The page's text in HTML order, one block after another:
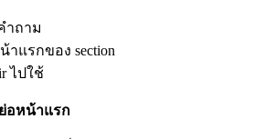
ำถาม
แรกของ section
ไปใช้
อหน้าแรก